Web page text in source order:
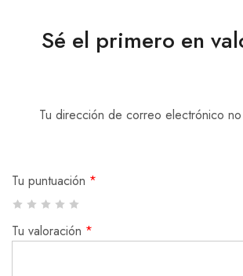
Sé el primero en
Tu dirección de correo electrónico
Tu puntuación *
Tu valoración *